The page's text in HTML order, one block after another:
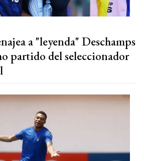
a "leyenda" Deschamps
partido del seleccionador